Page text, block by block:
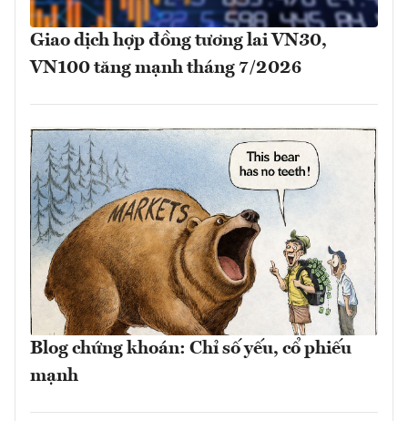
Giao dịch hợp đồng tương lai VN30,
VN100 tăng mạnh tháng 7/2026
Blog chứng khoán: Chỉ số yếu, cổ phiếu
mạnh